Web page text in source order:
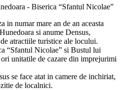
- Biserica “Sfantul Nicolae”
in numar mare an de an aceasta
si anume Densus,
atractiile turistice ale locului.
“Sfantul Nicolae” si Bustul lui
unitatile de cazare din imprejurimi
se face atat in camere de inchiriat,
de localnici.